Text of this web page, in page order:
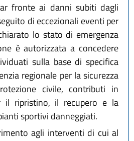
fronte ai danni subiti dagli
di eccezionali eventi per
lo stato di emergenza
è autorizzata a concedere
sulla base di specifica
regionale per la sicurezza
civile, contributi in
il ripristino, il recupero e la
sportivi danneggiati.
agli interventi di cui al